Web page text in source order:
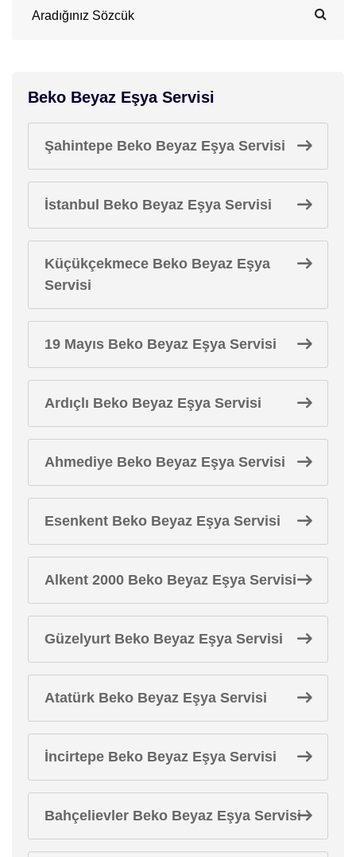
Beko Beyaz Eşya Servisi
Şahintepe Beko Beyaz Eşya Servisi
İstanbul Beko Beyaz Eşya Servisi
Küçükçekmece Beko Beyaz Eşya
Servisi
19 Mayıs Beko Beyaz Eşya Servisi
Ardıçlı Beko Beyaz Eşya Servisi
Ahmediye Beko Beyaz Eşya Servisi
Esenkent Beko Beyaz Eşya Servisi
Alkent 2000 Beko Beyaz Eşya Servisi
Güzelyurt Beko Beyaz Eşya Servisi
Atatürk Beko Beyaz Eşya Servisi
İncirtepe Beko Beyaz Eşya Servisi
Bahçelievler Beko Beyaz Eşya Servisi